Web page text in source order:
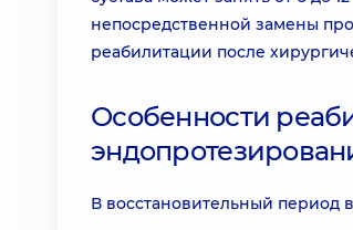
непосредственной замены
реабилитации после
Особенности
В восстановительный период